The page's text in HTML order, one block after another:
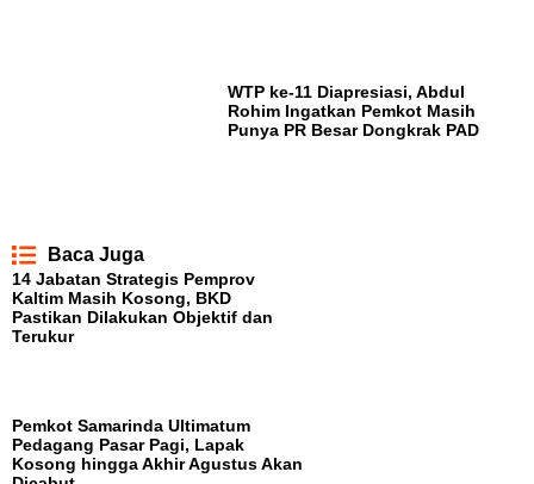
WTP ke-11 Diapresiasi, Abdul
Rohim Ingatkan Pemkot Masih
Punya PR Besar Dongkrak PAD
Baca Juga
14 Jabatan Strategis Pemprov
Kaltim Masih Kosong, BKD
Pastikan Dilakukan Objektif dan
Terukur
Pemkot Samarinda Ultimatum
Pedagang Pasar Pagi, Lapak
Kosong hingga Akhir Agustus Akan